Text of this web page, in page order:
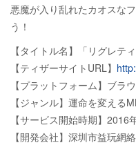
悪魔が入り乱れたカオスな
う！
【タイトル名】「リグレティ
【ティザーサイトURL】
【プラットフォーム】ブラ
【ジャンル】運命を変える
【サービス開始時期】2016
【開発会社】深圳市益玩網